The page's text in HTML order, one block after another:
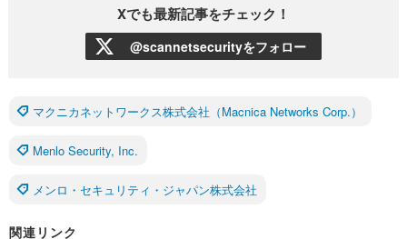
Xでも最新記事をチェック！
@scannetsecurityをフォロー
マクニカネットワークス株式会社（Macnica Networks Corp.）
Menlo Security, Inc.
メンロ・セキュリティ・ジャパン株式会社
関連リンク